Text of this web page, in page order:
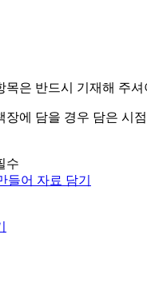
목은 반드시 기재해 주셔
장에 담을 경우 담은 시
들어 자료 담기